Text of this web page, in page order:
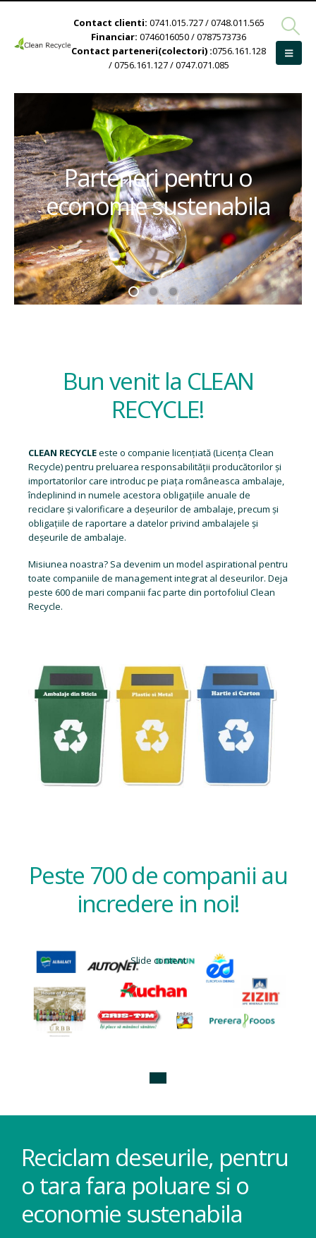
Contact clienti: 0741.015.727 / 0748.011.565
Financiar: 0746016050 / 0787573736
Contact parteneri(colectori) :0756.161.128
/ 0756.161.127 / 0747.071.085
Parteneri pentru o
economie sustenabila
Bun venit la CLEAN
RECYCLE!
CLEAN RECYCLEeste o companie licențiată (Licența Clean
Recycle) pentru preluarea responsabilității producătorilor și
importatorilor care introduc pe piața româneasca ambalaje,
îndeplinind in numele acestora obligațiile anuale de
reciclare și valorificare a deșeurilor de ambalaje, precum și
obligațiile de raportare a datelor privind ambalajele și
deșeurile de ambalaje.
Misiunea noastra? Sa devenim un model aspirational pentru
toate companiile de management integrat al deseurilor. Deja
peste 600 de mari companii fac parte din portofoliul Clean
Recycle.
Peste 700 de companii au
incredere in noi!
Slide content
Reciclam deseurile, pentru
o tara fara poluare si o
economie sustenabila